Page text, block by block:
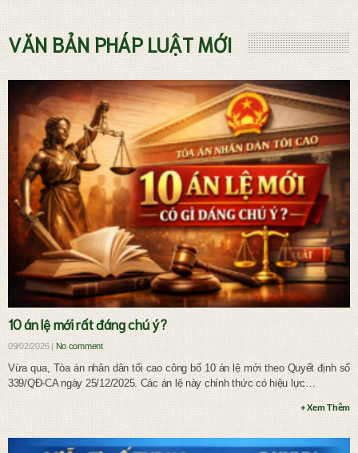
Ly hôn và chia tài sản chung
VĂN BẢN PHÁP LUẬT MỚI
10 án lệ mới rất đáng chú ý?
09/02/2026 | No comment
Vừa qua, Tòa án nhân dân tối cao công bố 10 án lệ mới theo Quyết định số
339/QĐ-CA ngày 25/12/2025. Các án lệ này chính thức có hiệu lực…
+ Xem Thêm